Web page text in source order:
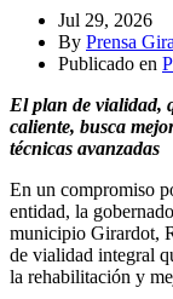
Jul 29, 2026
By Prensa
Publicado en
El plan de vialidad,
caliente, busca
técnicas avanzadas
En un compromiso
entidad, la
municipio Girardot,
de vialidad integral
la rehabilitación y